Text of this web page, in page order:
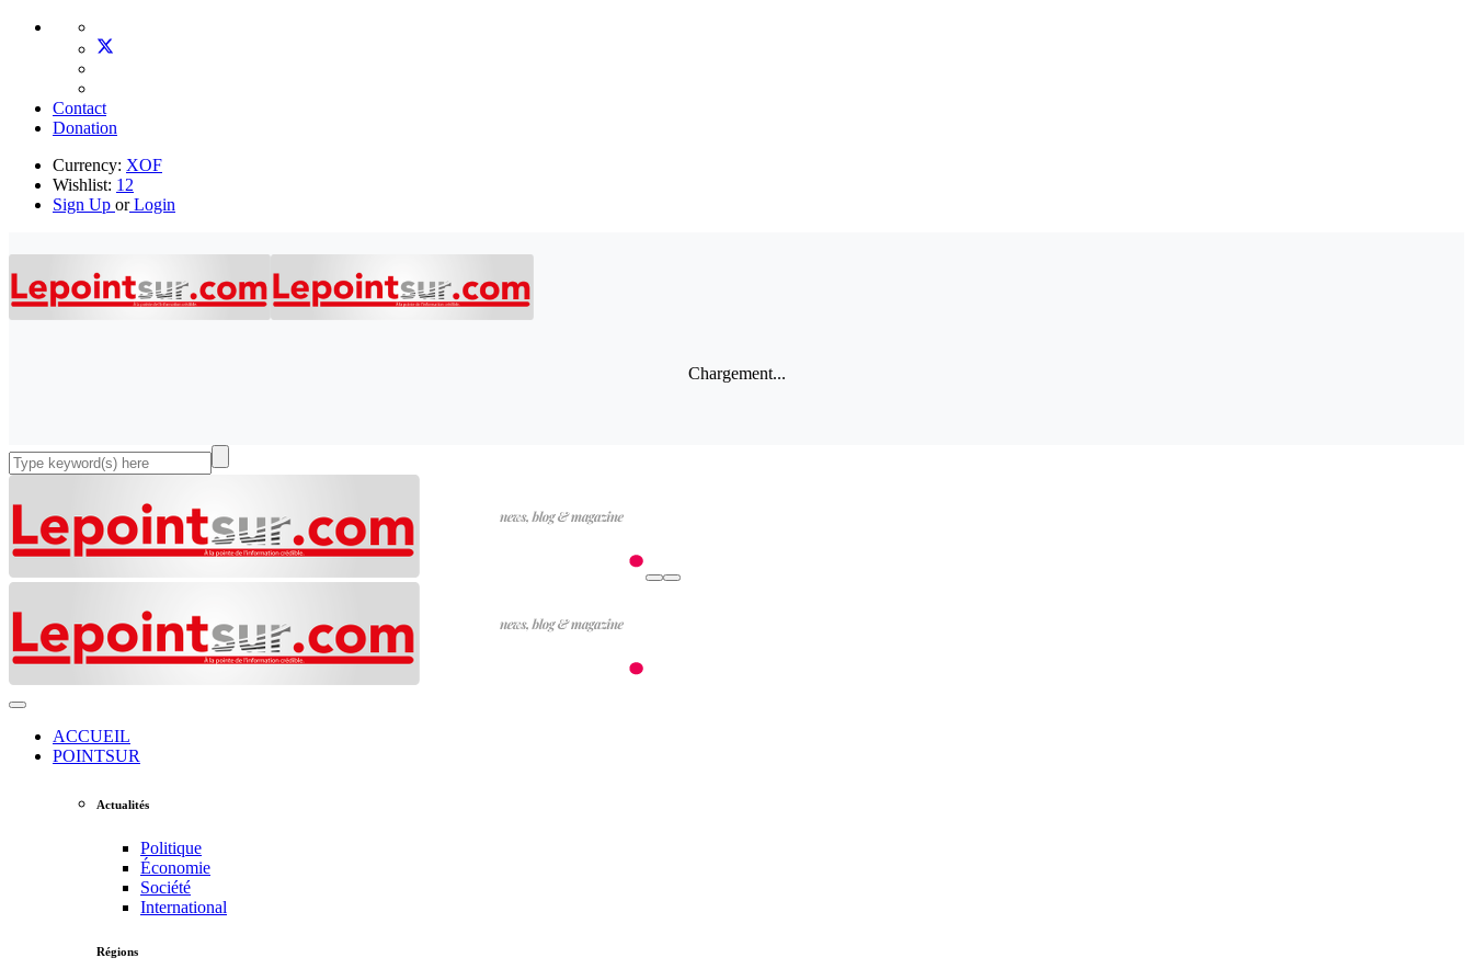
Contact
Donation
Currency: XOF
Wishlist: 12
Sign Up orLogin
Chargement...
ACCUEIL
POINTSUR
Actualités
Politique
Économie
Société
International
Régions